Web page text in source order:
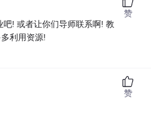
! 或者让你们导师联系啊! 教
利用资源!
赞
赞